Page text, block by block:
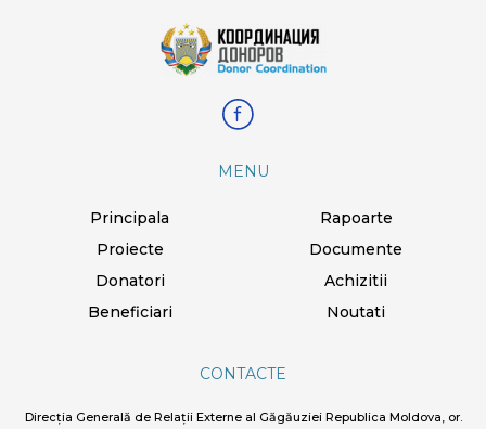
MENU
Principala
Rapoarte
Proiecte
Documente
Donatori
Achizitii
Beneficiari
Noutati
CONTACTE
Direcția Generală de Relații Externe al Găgăuziei Republica Moldova, or.